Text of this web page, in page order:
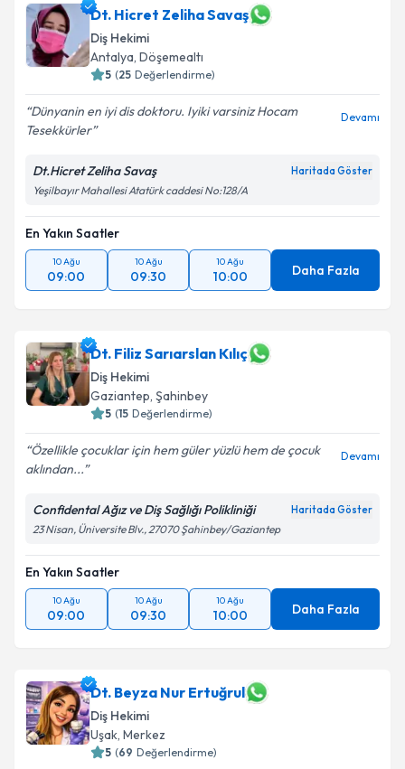
Dt. Hicret Zeliha Savaş
Diş Hekimi
Antalya, Döşemealtı
5 (25 Değerlendirme)
Dünyanin en iyi dis doktoru. Iyiki varsiniz Hocam
Tesekkürler
Devamı
Dt.Hicret Zeliha Savaş Haritada Göster
Yeşilbayır Mahallesi Atatürk caddesi No:128/A
En Yakın Saatler
10 Ağu
09:00
10 Ağu
09:30
10 Ağu
10:00 Daha Fazla
Dt. Filiz Sarıarslan Kılıç
Diş Hekimi
Gaziantep, Şahinbey
5 (15 Değerlendirme)
Özellikle çocuklar için hem güler yüzlü hem de çocuk
aklından...
Devamı
Confidental Ağız ve Diş Sağlığı Polikliniği Haritada Göster
23 Nisan, Üniversite Blv., 27070 Şahinbey/Gaziantep
En Yakın Saatler
10 Ağu
09:00
10 Ağu
09:30
10 Ağu
10:00 Daha Fazla
Dt. Beyza Nur Ertuğrul
Diş Hekimi
Uşak, Merkez
5 (69 Değerlendirme)